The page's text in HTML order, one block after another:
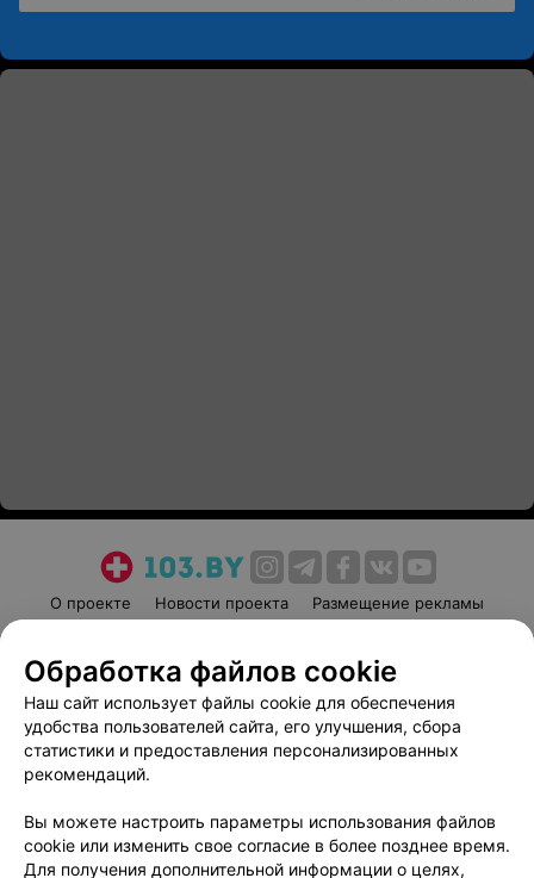
О проекте Новости проекта
Размещение рекламы
Пользовательское соглашение
Способы оплаты
Вакансии
Партнеры
Написать руководителю 103.by
Обработка персональных данных
Обработка файлов cookie
Наш сайт использует файлы cookie для обеспечения
удобства пользователей сайта, его улучшения, сбора
статистики и предоставления персонализированных
рекомендаций.
Вы можете настроить параметры использования файлов
cookie или изменить свое согласие в более позднее время.
Для получения дополнительной информации о целях,